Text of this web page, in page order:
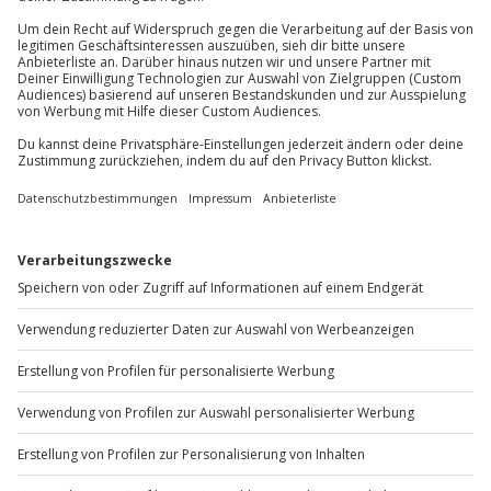
außer an bundesweiten Feiertagen:
Mo-Fr: 8-20 Uhr | Sa: 10-16 Uhr
Du möchtest als Firma bestellen?
Sichere Dir attraktive Firmenkunden Vorteile.
Mo-Fr: 9-17 Uhr
b2b@jochen-schweizer.de
www.b2b.jochen-schweizer.de/
Artikelnummer: 62555